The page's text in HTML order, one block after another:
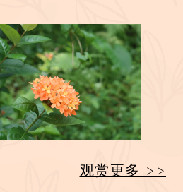
观赏更多 >>